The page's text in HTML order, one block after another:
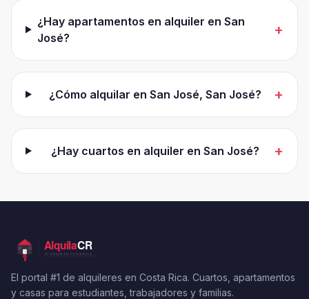
¿Hay apartamentos en alquiler en San
José?
+
¿Cómo alquilar en San José, San José? +
¿Hay cuartos en alquiler en San José? +
El portal #1 de alquileres en Costa Rica. Cuartos, apartamentos
y casas para estudiantes, trabajadores y familias.